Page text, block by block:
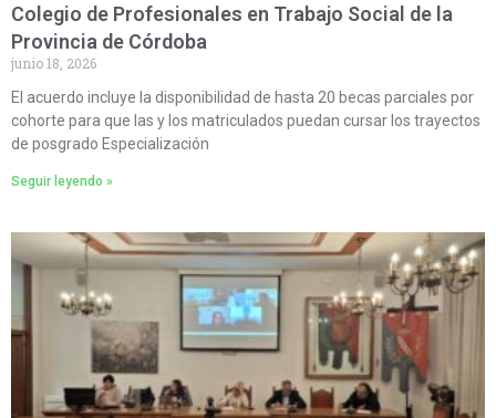
Colegio de Profesionales en Trabajo Social de la
Provincia de Córdoba
junio 18, 2026
El acuerdo incluye la disponibilidad de hasta 20 becas parciales por
cohorte para que las y los matriculados puedan cursar los trayectos
de posgrado Especialización
Seguir leyendo »